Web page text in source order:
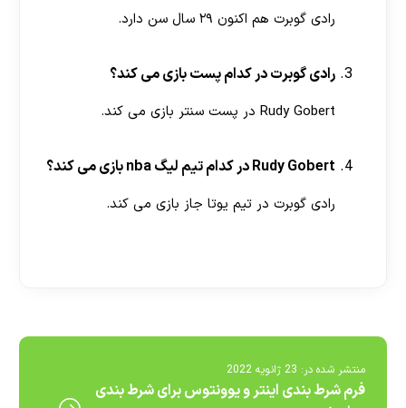
رادی گوبرت هم اکنون ۲۹ سال سن دارد.
رادی گوبرت در کدام پست بازی می کند؟
Rudy Gobert در پست سنتر بازی می کند.
Rudy Gobert در کدام تیم لیگ nba بازی می کند؟
رادی گوبرت در تیم یوتا جاز بازی می کند.
منتشر شده در: 23 ژانویه 2022
فرم شرط بندی اینتر و یوونتوس برای شرط بندی